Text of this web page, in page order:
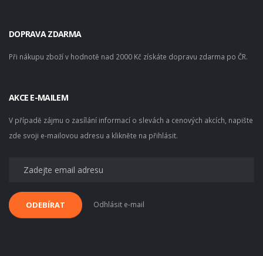
DOPRAVA ZDARMA
Při nákupu zboží v hodnotě nad 2000 Kč získáte dopravu zdarma po ČR.
AKCE E-MAILEM
V případě zájmu o zasílání informací o slevách a cenových akcích, napište
zde svoji e-mailovou adresu a klikněte na přihlásit.
ODEBÍRAT Odhlásit e-mail